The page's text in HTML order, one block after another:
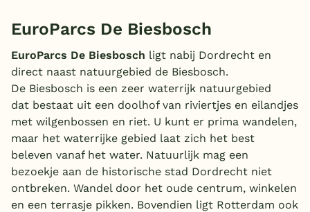
EuroParcs De Biesbosch
EuroParcs De Biesbosch ligt nabij Dordrecht en
direct naast natuurgebied de Biesbosch.
De Biesbosch is een zeer waterrijk natuurgebied
dat bestaat uit een doolhof van riviertjes en eilandjes
met wilgenbossen en riet. U kunt er prima wandelen,
maar het waterrijke gebied laat zich het best
beleven vanaf het water. Natuurlijk mag een
bezoekje aan de historische stad Dordrecht niet
ontbreken. Wandel door het oude centrum, winkelen
en een terrasje pikken. Bovendien ligt Rotterdam ook